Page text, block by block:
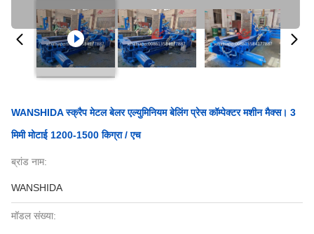
WANSHIDA स्क्रैप मेटल बेलर एल्युमिनियम बेलिंग प्रेस कॉम्पेक्टर मशीन मैक्स। 3
मिमी मोटाई 1200-1500 किग्रा / एच
ब्रांड नाम:
WANSHIDA
मॉडल संख्या: